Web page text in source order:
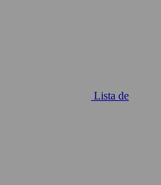
Lista de